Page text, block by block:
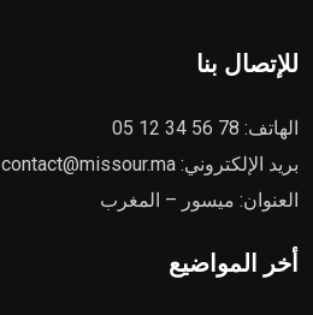
للإتصال بنا
الهاتف: 78 56 34 12 05
بريد الإلكتروني: contact@missour.ma
العنوان: ميسور – المغرب
أخر المواضيع